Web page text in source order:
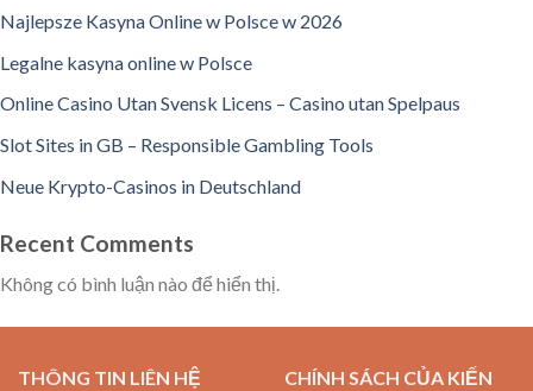
Najlepsze Kasyna Online w Polsce w 2026
Legalne kasyna online w Polsce
Online Casino Utan Svensk Licens – Casino utan Spelpaus
Slot Sites in GB – Responsible Gambling Tools
Neue Krypto-Casinos in Deutschland
Recent Comments
Không có bình luận nào để hiển thị.
THÔNG TIN LIÊN HỆ
CHÍNH SÁCH CỦA KIẾN